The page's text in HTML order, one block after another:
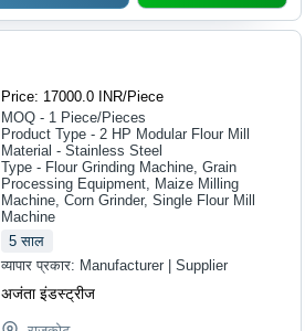
Price: 17000.0 INR/Piece
MOQ - 1 Piece/Pieces
Product Type - 2 HP Modular Flour Mill
Material - Stainless Steel
Type - Flour Grinding Machine, Grain
Processing Equipment, Maize Milling
Machine, Corn Grinder, Single Flour Mill
Machine
5 साल
व्यापार प्रकार: Manufacturer | Supplier
अजंता इंडस्ट्रीज